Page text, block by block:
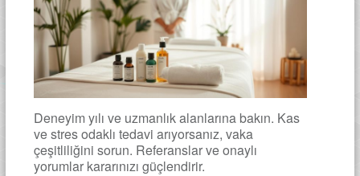
Deneyim yılı ve uzmanlık alanlarına bakın. Kas
ve stres odaklı tedavi arıyorsanız, vaka
çeşitliliğini sorun. Referanslar ve onaylı
yorumlar kararınızı güçlendirir.